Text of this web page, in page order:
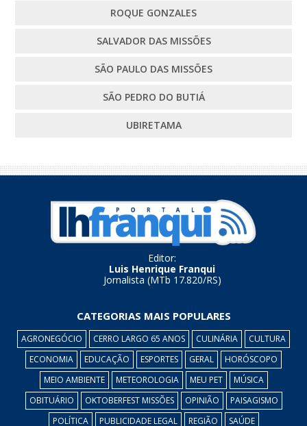
ROQUE GONZALES
SALVADOR DAS MISSÕES
SÃO PAULO DAS MISSÕES
SÃO PEDRO DO BUTIÁ
UBIRETAMA
Editor:
Luis Henrique Franqui
Jornalista (MTb 17.820/RS)
CATEGORIAS MAIS POPULARES
AGRONEGÓCIO CERRO LARGO 65 ANOS CULINÁRIA
CULTURA
ECONOMIA
EDUCAÇÃO ESPORTES GERAL
HORÓSCOPO
MEIO AMBIENTE
METEOROLOGIA MEU PET
MÚSICA
OBITUÁRIO
OKTOBERFEST MISSÕES OPINIÃO
PAISAGISMO
POLÍTICA
PUBLICIDADE LEGAL REGIÃO SAÚDE